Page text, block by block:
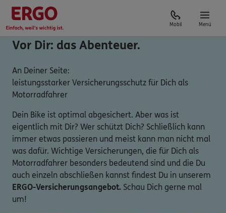
Mobil Menü
Vor Dir: das Abenteuer.
An Deiner Seite:
leistungsstarker Versicherungsschutz für Dich als
Motorradfahrer
Dein Bike ist optimal abgesichert. Aber was ist
eigentlich mit Dir? Wer schützt Dich? Schließlich kann
immer etwas passieren und meist kann man nicht mal
was dafür. Wichtige Versicherungen, die für Dich als
Motorradfahrer besonders bedeutend sind und die Du
auch einzeln abschließen kannst findest Du in unserem
ERGO-Versicherungsangebot. Schau Dich gerne mal
um!